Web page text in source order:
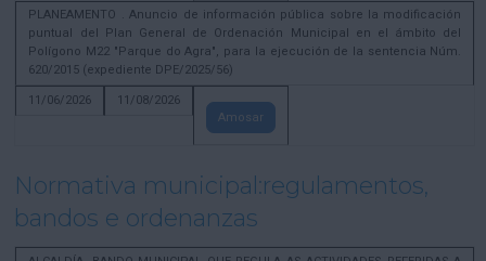
PLANEAMENTO . Anuncio de información pública sobre la modificación
puntual del Plan General de Ordenación Municipal en el ámbito del
Polígono M22 "Parque do Agra", para la ejecución de la sentencia Núm.
620/2015 (expediente DPE/2025/56)
11/06/2026
11/08/2026
Amosar
Normativa municipal:regulamentos,
bandos e ordenanzas